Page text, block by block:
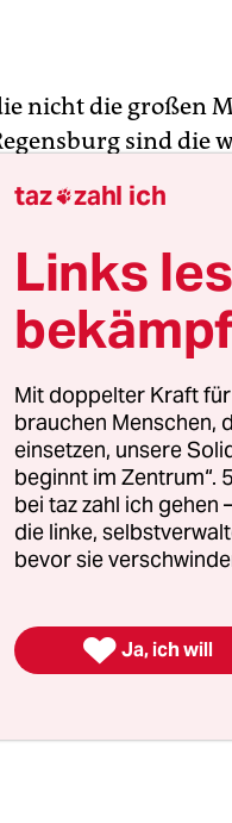
nicht die großen
sind die
in der Provinz“,
Er
und vor allem
sind Autostädte.
taz zahl ich
Links
Mit doppelter Kraft
brauchen Menschen,
einsetzen, unsere
beginnt im Zentrum“.
bei taz zahl ich gehen
die linke,
bevor sie
 Ja, ich will